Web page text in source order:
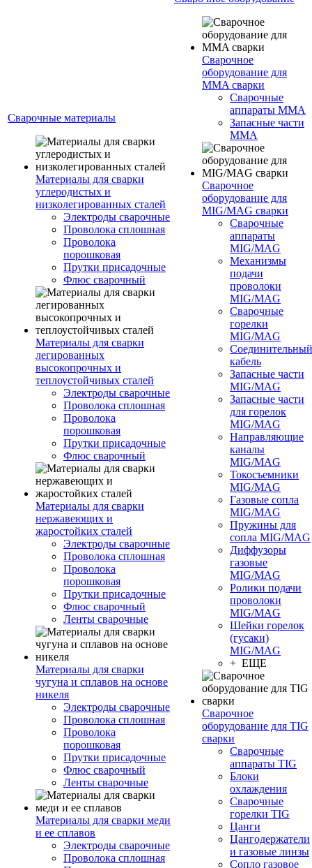
Сварочные материалы
Материалы для сварки
углеродистых и
низколегированных сталей
Электроды сварочные
Проволока сплошная
Проволока
порошковая
Прутки присадочные
Флюс сварочный
Материалы для сварки
легированных
высокопрочных и
теплоустойчивых сталей
Электроды сварочные
Проволока сплошная
Проволока
порошковая
Прутки присадочные
Флюс сварочный
Материалы для сварки
нержавеющих и
жаростойких сталей
Электроды сварочные
Проволока сплошная
Проволока
порошковая
Прутки присадочные
Флюс сварочный
Ленты сварочные
Материалы для сварки
чугуна и сплавов на основе
никеля
Электроды сварочные
Проволока сплошная
Проволока
порошковая
Прутки присадочные
Флюс сварочный
Ленты сварочные
Материалы для сварки меди
и ее сплавов
Электроды сварочные
Проволока сплошная
Сварочное
оборудование для
MMA сварки
Сварочные
аппараты MMA
Запасные части
MMA
Сварочное
оборудование для
MIG/MAG сварки
Сварочные
аппараты
MIG/MAG
Механизмы
подачи
проволоки
MIG/MAG
Сварочные
горелки
MIG/MAG
Соединительный
кабель
Запасные части
MIG/MAG
Запасные части
для горелок
MIG/MAG
Направляющие
каналы
MIG/MAG
Токосъемники
MIG/MAG
Газовые сопла
MIG/MAG
Пружины для
сопла MIG/MAG
Диффузоры
газовые
MIG/MAG
Ролики подачи
проволоки
MIG/MAG
Шейки горелок
(гусаки)
MIG/MAG
+ ЕЩЕ
Сварочное
оборудование для TIG
сварки
Сварочные
аппараты TIG
Блоки
охлаждения
Сварочные
горелки TIG
Цанги
Цангодержатели
и газовые линзы
Сопло газовое